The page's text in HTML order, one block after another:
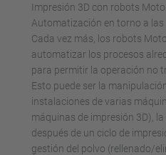
Impresión 3D con robots
Automatización en torno a
Cada vez más, los robots
automatizar los procesos
para permitir la operación no
Esto puede ser la
instalaciones de varias
máquinas de impresión 3D),
después de un ciclo de
gestión del polvo (rellenado/